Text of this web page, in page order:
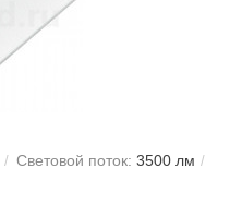
Световой поток: 3500 лм